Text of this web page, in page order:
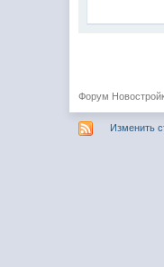
Форум
Изменить